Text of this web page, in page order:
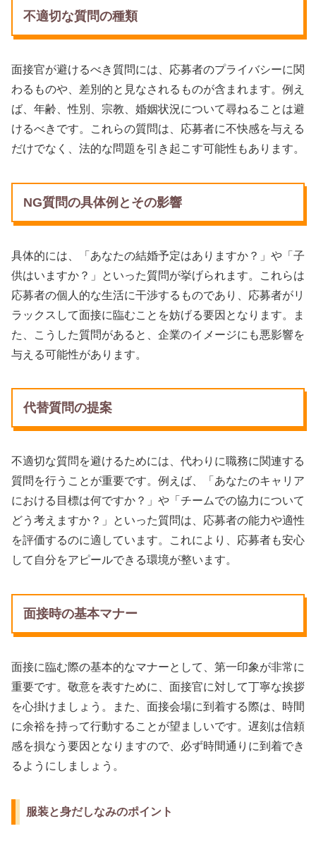
不適切な質問の種類
面接官が避けるべき質問には、応募者のプライバシーに関
わるものや、差別的と見なされるものが含まれます。例え
ば、年齢、性別、宗教、婚姻状況について尋ねることは避
けるべきです。これらの質問は、応募者に不快感を与える
だけでなく、法的な問題を引き起こす可能性もあります。
NG質問の具体例とその影響
具体的には、「あなたの結婚予定はありますか？」や「子
供はいますか？」といった質問が挙げられます。これらは
応募者の個人的な生活に干渉するものであり、応募者がリ
ラックスして面接に臨むことを妨げる要因となります。ま
た、こうした質問があると、企業のイメージにも悪影響を
与える可能性があります。
代替質問の提案
不適切な質問を避けるためには、代わりに職務に関連する
質問を行うことが重要です。例えば、「あなたのキャリア
における目標は何ですか？」や「チームでの協力について
どう考えますか？」といった質問は、応募者の能力や適性
を評価するのに適しています。これにより、応募者も安心
して自分をアピールできる環境が整います。
面接時の基本マナー
面接に臨む際の基本的なマナーとして、第一印象が非常に
重要です。敬意を表すために、面接官に対して丁寧な挨拶
を心掛けましょう。また、面接会場に到着する際は、時間
に余裕を持って行動することが望ましいです。遅刻は信頼
感を損なう要因となりますので、必ず時間通りに到着でき
るようにしましょう。
服装と身だしなみのポイント